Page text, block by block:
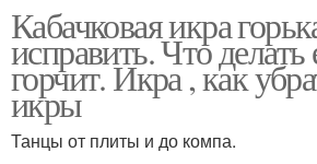
Кабачковая икра
исправить. Что делать
горчит. Икра , как
икры
Танцы от плиты и до компа.